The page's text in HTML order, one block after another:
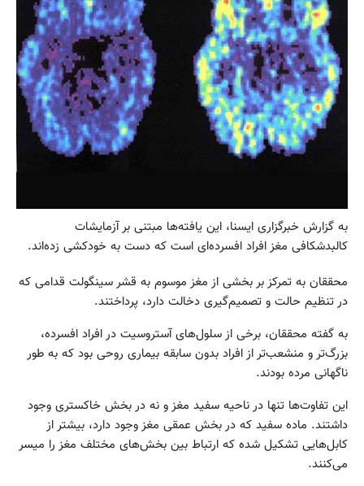
به گزارش خبرگزاری ایسنا، این یافته‌ها مبتنی بر آزمایشات
کالبدشکافی مغز افراد افسرده‌ای است که دست به خودکشی زده‌اند.
محققان به تمرکز بر بخشی از مغز موسوم به قشر سینگولت قدامی که
در تنظیم حالت و تصمیم‌گیری دخالت دارد، پرداختند.
به گفته محققان، برخی از سلول‌های آستروسیت در افراد افسرده،
بزرگ‌تر و منشعب‌تر از افراد بدون سابقه بیماری روحی بود که به طور
ناگهانی مرده بودند.
این تفاوت‌ها تنها در ناحیه سفید مغز و نه در بخش خاکستری وجود
داشتند. ماده سفید که در بخش عمقی مغز وجود دارد، بیشتر از
کابل‌هایی تشکیل شده که ارتباط بین بخش‌های مختلف مغز را میسر
می‌کنند.